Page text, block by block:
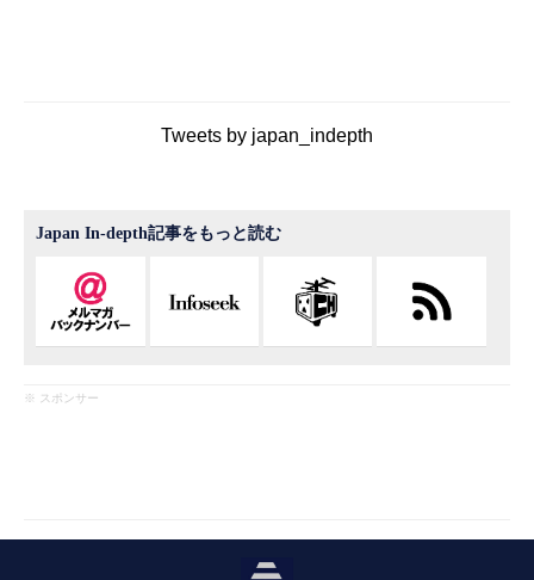
Tweets by japan_indepth
Japan In-depth記事をもっと読む
※ スポンサー